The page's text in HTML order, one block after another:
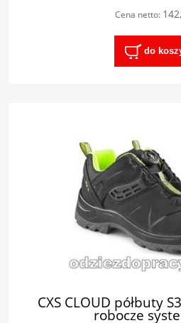
Cena netto:
do
CXS CLOUD półbuty
robocze